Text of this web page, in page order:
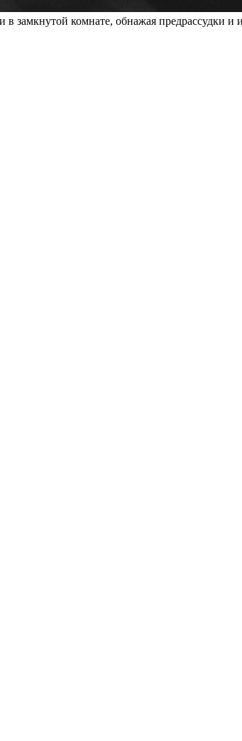
в замкнутой комнате, обнажая предрассудки